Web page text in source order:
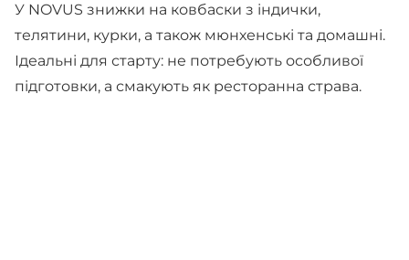
У NOVUS знижки на ковбаски з індички,
телятини, курки, а також мюнхенські та домашні.
Ідеальні для старту: не потребують особливої
підготовки, а смакують як ресторанна страва.